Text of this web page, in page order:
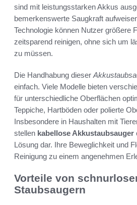
sind mit leistungsstarken Akkus
bemerkenswerte Saugkraft
Technologie können Nutzer größere
zeitsparend reinigen, ohne sich um
zu müssen.
Die Handhabung dieser
einfach. Viele Modelle bieten
für unterschiedliche Oberflächen
Teppiche, Hartböden oder polierte
Insbesondere in Haushalten mit
stellen kabellose Akkustaubsauger
Lösung dar. Ihre Beweglichkeit und
Reinigung zu einem angenehmen
Vorteile von
Staubsaugern